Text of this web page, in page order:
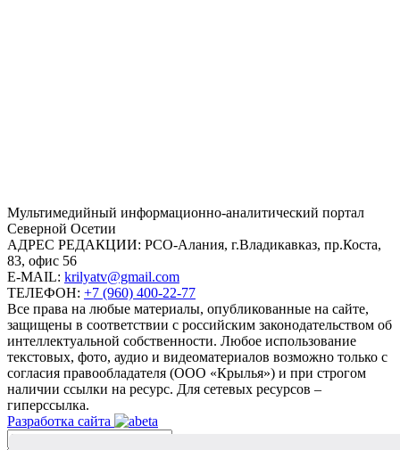
Mультимедийный информационно-аналитический портал
Северной Осетии
АДРЕС РЕДАКЦИИ: РСО-Алания, г.Владикавказ, пр.Коста,
83, офис 56
E-MAIL: krilyatv@gmail.com
ТЕЛЕФОН: +7 (960) 400-22-77
Все права на любые материалы, опубликованные на сайте,
защищены в соответствии с российским законодательством об
интеллектуальной собственности. Любое использование
текстовых, фото, аудио и видеоматериалов возможно только с
согласия правообладателя (ООО «Крылья») и при строгом
наличии ссылки на ресурс. Для сетевых ресурсов –
гиперссылка.
Разработка сайта